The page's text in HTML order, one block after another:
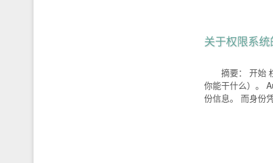
关于权限系
摘要： 开始
你能干什么）。
份信息。 而身份